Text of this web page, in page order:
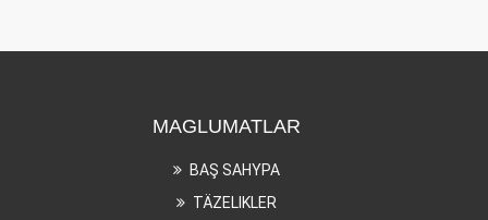
MAGLUMATLAR
BAŞ SAHYPA
TÄZELIKLER